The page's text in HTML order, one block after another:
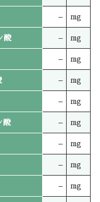
– mg
酸 – mg
– mg
– mg
– mg
酸 – mg
– mg
– mg
– mg